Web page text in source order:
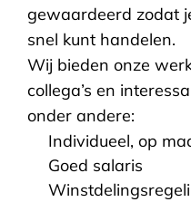
gewaardeerd zodat
snel kunt handelen.
Wij bieden onze
collega’s en
onder andere:
Individueel, op
Goed salaris